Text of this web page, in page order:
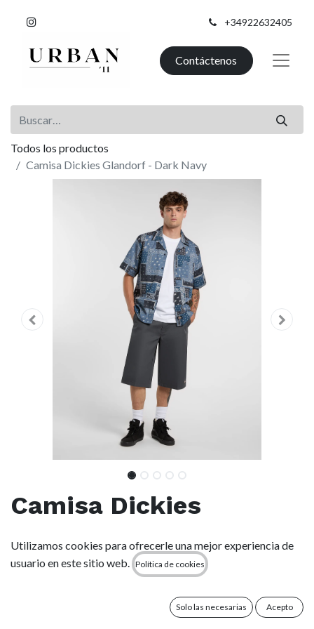
+34922632405
Contáctenos
Todos los productos
Camisa Dickies Glandorf - Dark Navy
Camisa Dickies
Glandorf - Dark Navy
(0 reseña)
de corte relaxed con un llamativo estampado y cuello de pico
Utilizamos cookies para ofrecerle una mejor experiencia de
usuario en este sitio web.
Política de cookies
Solo las necesarias Acepto